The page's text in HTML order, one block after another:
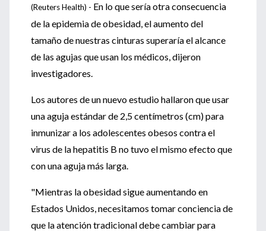
(Reuters Health) - En lo que sería otra consecuencia
de la epidemia de obesidad, el aumento del
tamaño de nuestras cinturas superaría el alcance
de las agujas que usan los médicos, dijeron
investigadores.
Los autores de un nuevo estudio hallaron que usar
una aguja estándar de 2,5 centímetros (cm) para
inmunizar a los adolescentes obesos contra el
virus de la hepatitis B no tuvo el mismo efecto que
con una aguja más larga.
"Mientras la obesidad sigue aumentando en
Estados Unidos, necesitamos tomar conciencia de
que la atención tradicional debe cambiar para